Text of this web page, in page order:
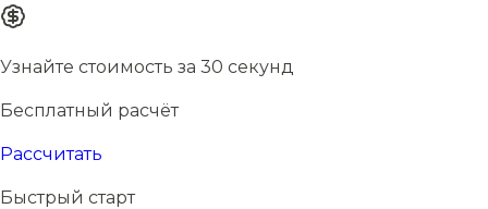
Узнайте стоимость за 30 секунд
Бесплатный расчёт
Рассчитать
Быстрый старт